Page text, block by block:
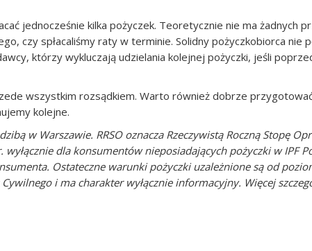
jednocześnie kilka pożyczek. Teoretycznie nie ma żadnych
czy spłacaliśmy raty w terminie. Solidny pożyczkobiorca nie
którzy wykluczają udzielania kolejnej pożyczki, jeśli
wszystkim rozsądkiem. Warto również dobrze
kolejne.
w Warszawie. RRSO oznacza Rzeczywistą Roczną Stopę
dla konsumentów nieposiadających pożyczki w IPF
Ostateczne warunki pożyczki uzależnione są od
i ma charakter wyłącznie informacyjny. Więcej